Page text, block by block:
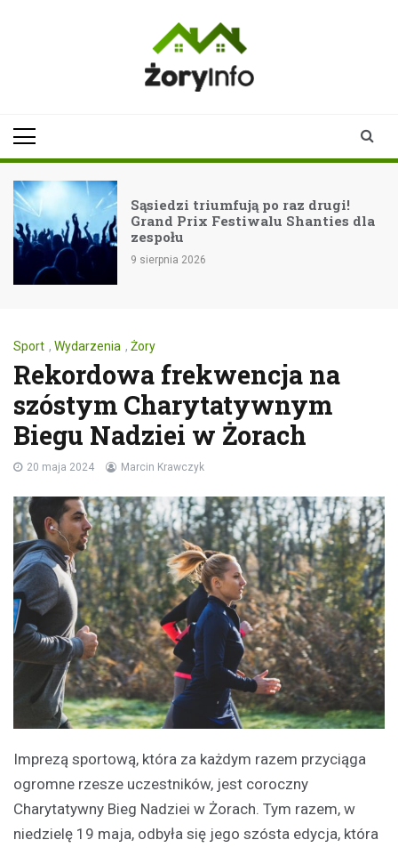
Sąsiedzi triumfują po raz drugi!
Grand Prix Festiwalu Shanties dla
zespołu
9 sierpnia 2026
Sport , Wydarzenia , Żory
Rekordowa frekwencja na
szóstym Charytatywnym
Biegu Nadziei w Żorach
20 maja 2024 Marcin Krawczyk
Imprezą sportową, która za każdym razem przyciąga
ogromne rzesze uczestników, jest coroczny
Charytatywny Bieg Nadziei w Żorach. Tym razem, w
niedzielę 19 maja, odbyła się jego szósta edycja, która